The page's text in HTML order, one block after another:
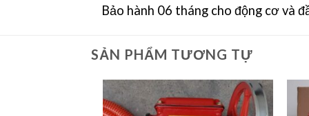
Bảo hành 06 tháng cho động cơ và
SẢN PHẨM TƯƠNG TỰ